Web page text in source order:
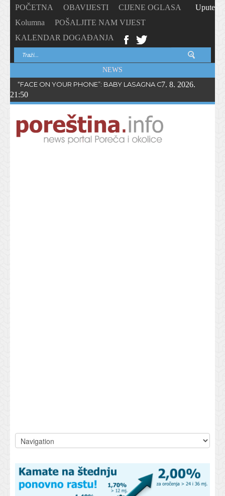
POČETNA OBAVIJESTI
CIJENE OGLASA
Kolumna
POŠALJITE NAM VIJEST
KALENDAR DOGAĐANJA
Upute
NEWS
“FACE ON YOUR PHONE”: BABY LASAGNA OBJAVIO NOVI
7. 8. 2026.
21:50